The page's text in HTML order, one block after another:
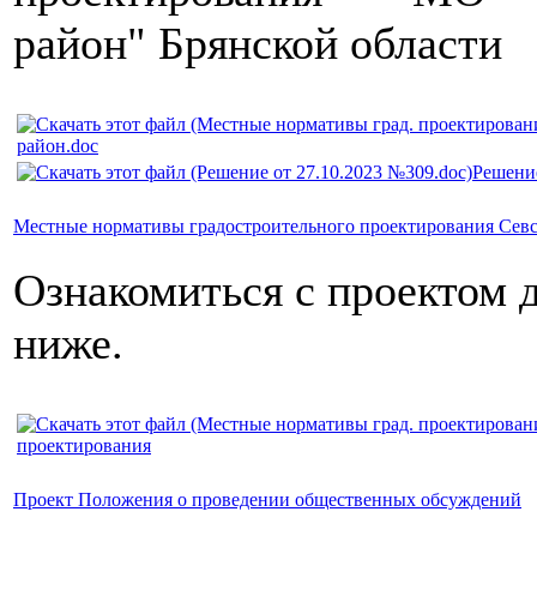
район" Брянской области
район.doc
Местные нормативы градостроительного проектирования
Ознакомиться с
ниже.
проектирования
Проект Положения о проведении общественных обсуждений